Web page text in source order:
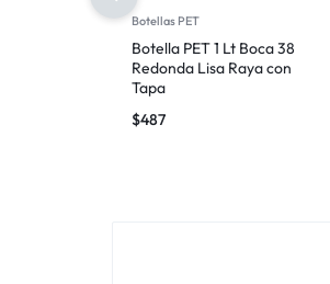
Botellas PET
Botella PET 1 Lt Boca 38
Redonda Lisa Raya con
Tapa
$487